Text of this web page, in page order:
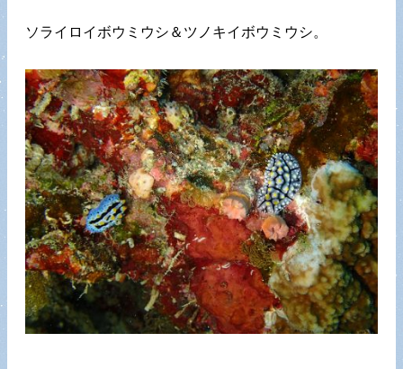
ソライロイボウミウシ＆ツノキイボウミウシ。